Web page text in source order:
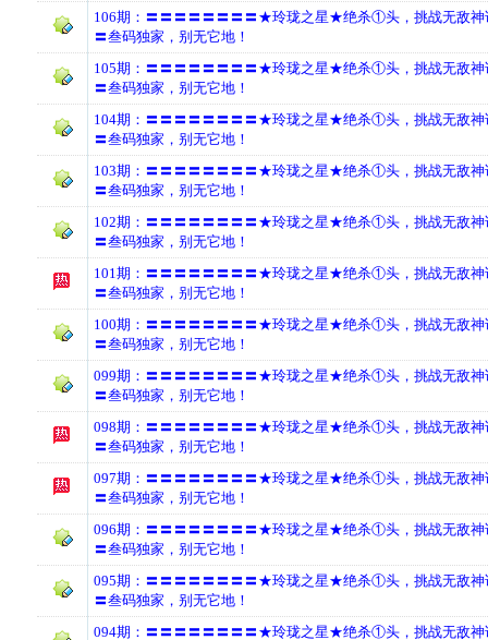
106期：〓〓〓〓〓〓〓〓★玲珑之星★绝杀①头，挑战无敌神
〓叁码独家，别无它地！
105期：〓〓〓〓〓〓〓〓★玲珑之星★绝杀①头，挑战无敌神
〓叁码独家，别无它地！
104期：〓〓〓〓〓〓〓〓★玲珑之星★绝杀①头，挑战无敌神
〓叁码独家，别无它地！
103期：〓〓〓〓〓〓〓〓★玲珑之星★绝杀①头，挑战无敌神
〓叁码独家，别无它地！
102期：〓〓〓〓〓〓〓〓★玲珑之星★绝杀①头，挑战无敌神
〓叁码独家，别无它地！
101期：〓〓〓〓〓〓〓〓★玲珑之星★绝杀①头，挑战无敌神
〓叁码独家，别无它地！
100期：〓〓〓〓〓〓〓〓★玲珑之星★绝杀①头，挑战无敌神
〓叁码独家，别无它地！
099期：〓〓〓〓〓〓〓〓★玲珑之星★绝杀①头，挑战无敌神
〓叁码独家，别无它地！
098期：〓〓〓〓〓〓〓〓★玲珑之星★绝杀①头，挑战无敌神
〓叁码独家，别无它地！
097期：〓〓〓〓〓〓〓〓★玲珑之星★绝杀①头，挑战无敌神
〓叁码独家，别无它地！
096期：〓〓〓〓〓〓〓〓★玲珑之星★绝杀①头，挑战无敌神
〓叁码独家，别无它地！
095期：〓〓〓〓〓〓〓〓★玲珑之星★绝杀①头，挑战无敌神
〓叁码独家，别无它地！
094期：〓〓〓〓〓〓〓〓★玲珑之星★绝杀①头，挑战无敌神